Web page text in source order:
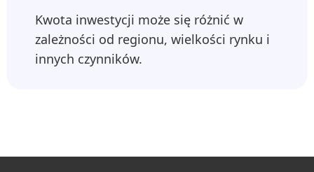
Kwota inwestycji może się różnić w
zależności od regionu, wielkości rynku i
innych czynników.